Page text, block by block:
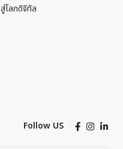
สู่โลกดิจิทัล
Follow US